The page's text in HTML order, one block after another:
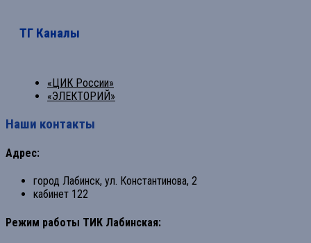
ТГ Каналы
«ЦИК России»
«ЭЛЕКТОРИЙ»
Наши контакты
Адрес:
город Лабинск, ул. Константинова, 2
кабинет 122
Режим работы ТИК Лабинская: